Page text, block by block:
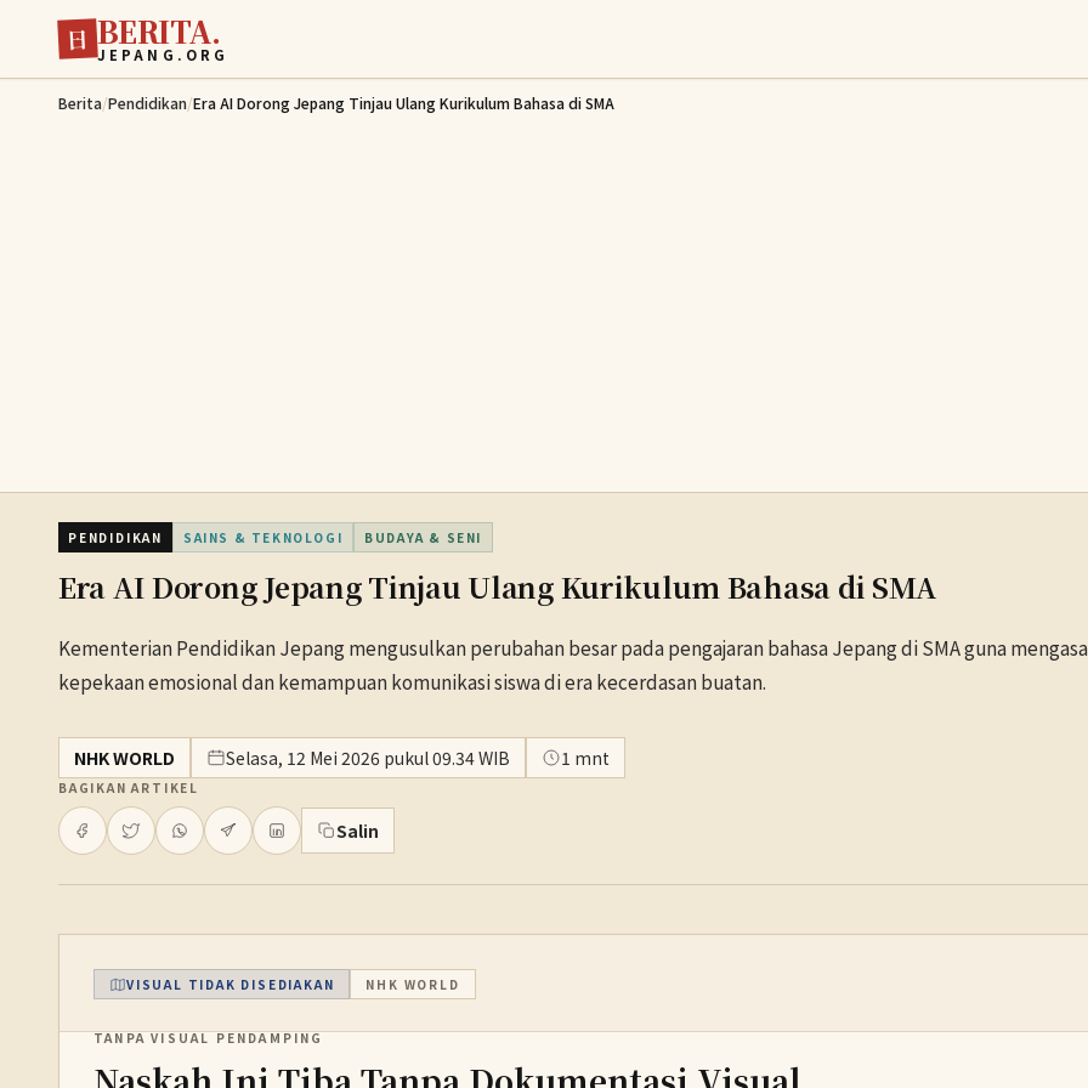
Lewati ke konten utama
日 BERITA.
JEPANG.ORG
Berita/Pendidikan/Era AI Dorong Jepang Tinjau Ulang Kurikulum Bahasa di SMA
PENDIDIKAN SAINS & TEKNOLOGI BUDAYA & SENI
Era AI Dorong Jepang Tinjau Ulang Kurikulum Bahasa di SMA
Kementerian Pendidikan Jepang mengusulkan perubahan besar pada pengajaran bahasa Jepang di SMA guna
kepekaan emosional dan kemampuan komunikasi siswa di era kecerdasan buatan.
NHK WORLD Selasa, 12 Mei 2026 pukul 09.34 WIB 1 mnt
BAGIKAN ARTIKEL
Salin
VISUAL TIDAK DISEDIAKAN NHK WORLD
TANPA VISUAL PENDAMPING